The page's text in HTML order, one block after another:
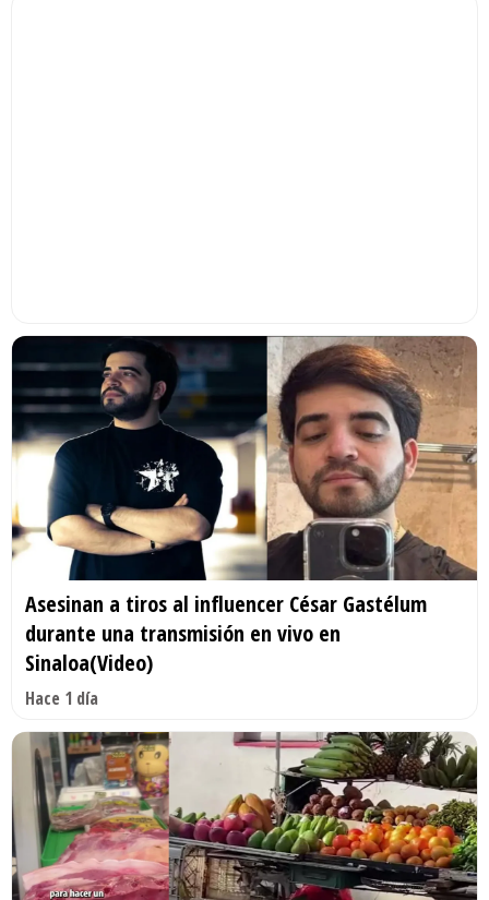
Asesinan a tiros al influencer César Gastélum
durante una transmisión en vivo en
Sinaloa(Video)
Hace 1 día